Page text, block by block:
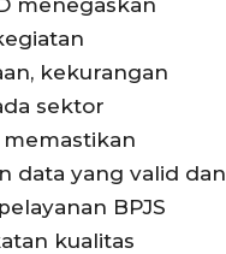
kekurangan
sektor
data yang valid dan
BPJS
kualitas